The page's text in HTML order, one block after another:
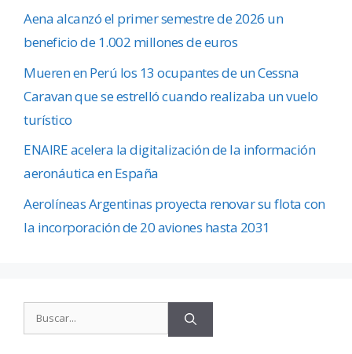
Aena alcanzó el primer semestre de 2026 un
beneficio de 1.002 millones de euros
Mueren en Perú los 13 ocupantes de un Cessna
Caravan que se estrelló cuando realizaba un vuelo
turístico
ENAIRE acelera la digitalización de la información
aeronáutica en España
Aerolíneas Argentinas proyecta renovar su flota con
la incorporación de 20 aviones hasta 2031